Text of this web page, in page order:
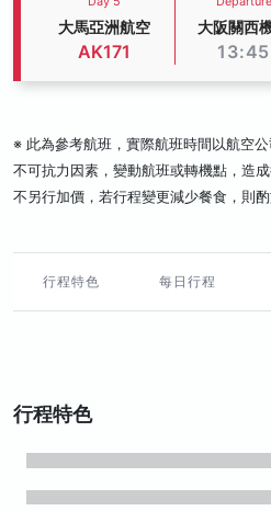
大馬亞洲航空
AK171
大阪關西
13:45
※ 此為參考航班，實際航班時間以航空
不可抗力因素，變動航班或轉機點，造
不另行加價，若行程變更減少餐食，則酌
行程特色 每日行程
行程特色